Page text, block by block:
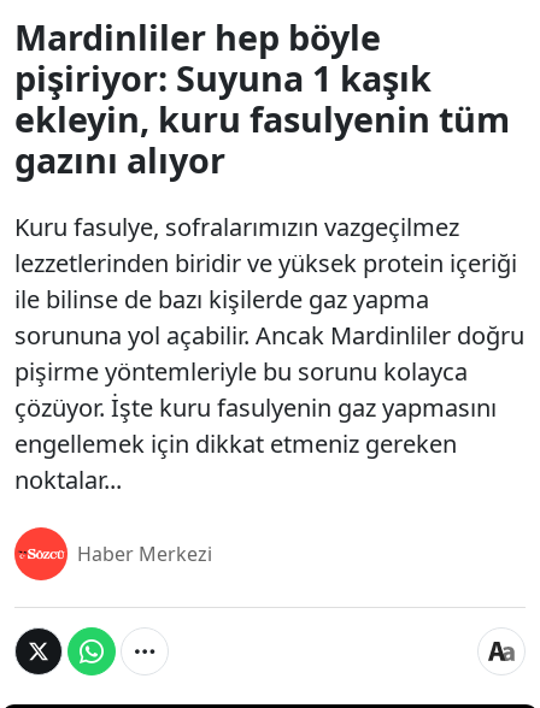
Mardinliler hep böyle
pişiriyor: Suyuna 1 kaşık
ekleyin, kuru fasulyenin tüm
gazını alıyor
Kuru fasulye, sofralarımızın vazgeçilmez
lezzetlerinden biridir ve yüksek protein içeriği
ile bilinse de bazı kişilerde gaz yapma
sorununa yol açabilir. Ancak Mardinliler doğru
pişirme yöntemleriyle bu sorunu kolayca
çözüyor. İşte kuru fasulyenin gaz yapmasını
engellemek için dikkat etmeniz gereken
noktalar...
Haber Merkezi